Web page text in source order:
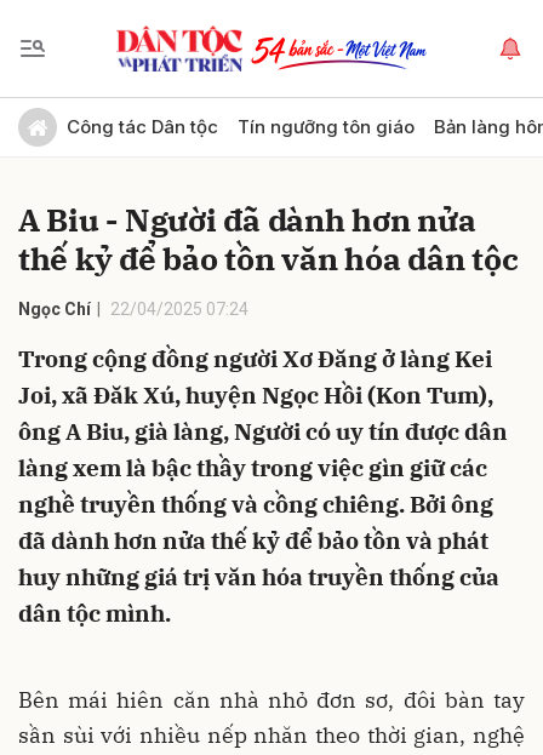
Công tác Dân tộc Tín ngưỡng tôn giáo Bản làng
A Biu - Người đã dành hơn nửa
thế kỷ để bảo tồn văn hóa dân tộc
Ngọc Chí 22/04/2025 07:24
Trong cộng đồng người Xơ Đăng ở làng Kei
Joi, xã Đăk Xú, huyện Ngọc Hồi (Kon Tum),
ông A Biu, già làng, Người có uy tín được dân
làng xem là bậc thầy trong việc gìn giữ các
nghề truyền thống và cồng chiêng. Bởi ông
đã dành hơn nửa thế kỷ để bảo tồn và phát
huy những giá trị văn hóa truyền thống của
dân tộc mình.
Bên mái hiên căn nhà nhỏ đơn sơ, đôi bàn tay
sần sùi với nhiều nếp nhăn theo thời gian, nghệ
Gửi bình luận
Hủy Gửi